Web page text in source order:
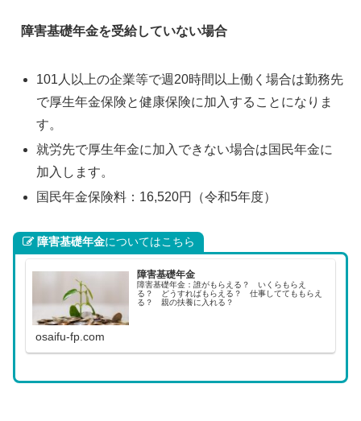
障害基礎年金を受給していない場合
101人以上の企業等で週20時間以上働く場合は勤務先
で厚生年金保険と健康保険に加入することになりま
す。
就労先で厚生年金に加入できない場合は国民年金に
加入します。
国民年金保険料：16,520円（令和5年度）
障害基礎年金についてはこちら
障害基礎年金
障害基礎年金：誰がもらえる？ いくらもらえ
る？ どうすればもらえる？ 仕事しててももらえ
る？ 親の扶養に入れる？
osaifu-fp.com